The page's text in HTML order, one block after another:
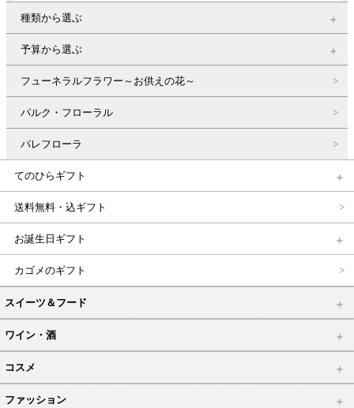
種類から選ぶ
予算から選ぶ
フューネラルフラワー～お供えの花～
パルク・フローラル
パレフローラ
てのひらギフト
送料無料・込ギフト
お誕生日ギフト
カゴメのギフト
スイーツ＆フード
ワイン・酒
コスメ
ファッション